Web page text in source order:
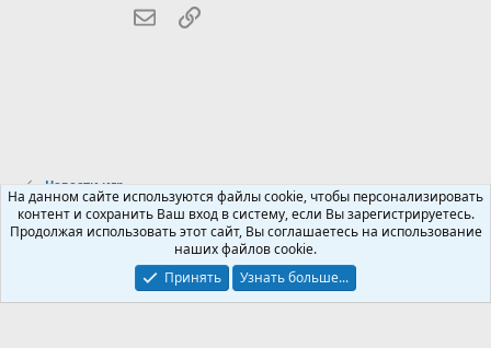
Электронная почта
Ссылка
Новости игр
Russian (RU)
Условия и правила
Политика конфиденциальности
Помощь
На данном сайте используются файлы cookie, чтобы персонализировать
контент и сохранить Ваш вход в систему, если Вы зарегистрируетесь.
Продолжая использовать этот сайт, Вы соглашаетесь на использование
наших файлов cookie.
Принять
Узнать больше...